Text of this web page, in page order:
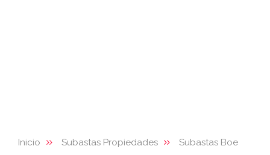
Inicio Subastas Propiedades
Subastas Boe